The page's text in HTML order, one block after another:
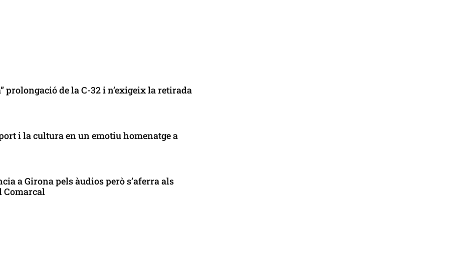
prolongació de la C-32 i n’exigeix la retirada
i la cultura en un emotiu homenatge a
a Girona pels àudios però s’aferra als
Comarcal